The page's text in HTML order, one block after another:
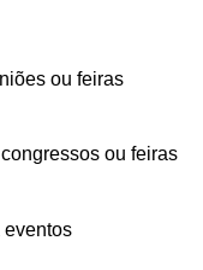
ou feiras
ou feiras
eventos